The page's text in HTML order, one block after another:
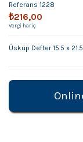
Referans 1228
₺216,00
Vergi hariç
Üsküp Defter 15.5 x